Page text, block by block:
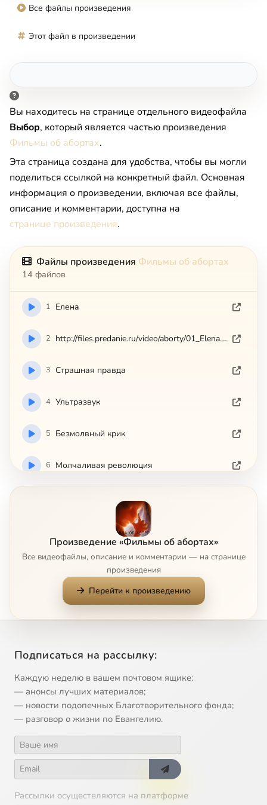
Все файлы произведения
Этот файл в произведении
Вы находитесь на странице отдельного видеофайла
Выбор, который является частью произведения
Фильмы об абортах.
Эта страница создана для удобства, чтобы вы могли
поделиться ссылкой на конкретный файл. Основная
информация о произведении, включая все файлы,
описание и комментарии, доступна на
странице произведения.
Файлы произведения Фильмы об абортах
14 файлов
1 Елена
2 http://files.predanie.ru/video/aborty/01_Elena.wmv
3 Страшная правда
4 Ультразвук
5 Безмолвный крик
6 Молчаливая революция
Вопрос жизни и смерти
9 Нацист
Биоэтика
11 Церковь в защиту Жизни
12 Жизнь до рождения
Контроль над рождаемостью
14 Выбор
Произведение «Фильмы об абортах»
Все видеофайлы, описание и комментарии — на странице
произведения
Перейти к произведению
Подписаться на рассылку:
Каждую неделю в вашем почтовом ящике:
— анонсы лучших материалов;
— новости подопечных Благотворительного фонда;
— разговор о жизни по Евангелию.
Рассылки осуществляются на платформе